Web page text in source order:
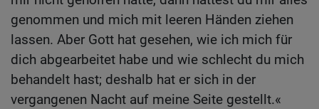
genommen und mich mit leeren Händen ziehen
lassen. Aber Gott hat gesehen, wie ich mich für
dich abgearbeitet habe und wie schlecht du mich
behandelt hast; deshalb hat er sich in der
vergangenen Nacht auf meine Seite gestellt.«